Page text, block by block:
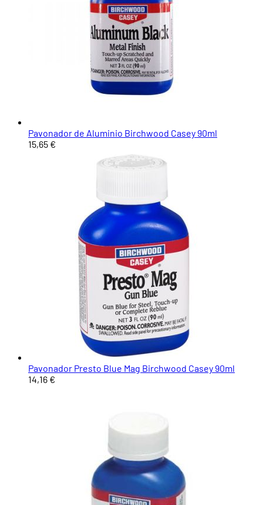
Pavonador de Aluminio Birchwood Casey 90ml
15,65 €
Pavonador Presto Blue Mag Birchwood Casey 90ml
14,16 €